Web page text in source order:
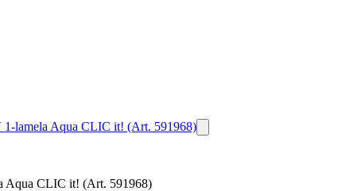
Aqua CLIC it! (Art. 591968)